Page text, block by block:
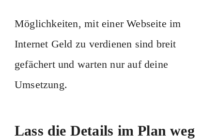
Möglichkeiten, mit einer Webseite im
Internet Geld zu verdienen sind breit
gefächert und warten nur auf deine
Umsetzung.
Lass die Details im Plan weg